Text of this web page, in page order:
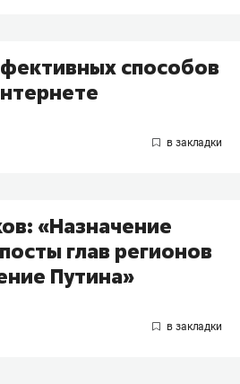
способов
«Назначение
глав регионов
Путина»